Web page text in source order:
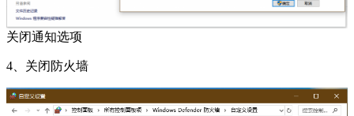
关闭通知选项
4、关闭防火墙